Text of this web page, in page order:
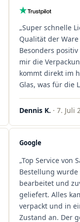
„Super schnelle
Qualität der
Besonders
mir die
kommt direkt im
Glas, was für die
ist. Ich bestelle
wieder!"
Dennis K. · 7. Juli
Google
„Top Service von
Bestellung wurde
bearbeitet und
geliefert. Alles
verpackt und in
Zustand an. Der